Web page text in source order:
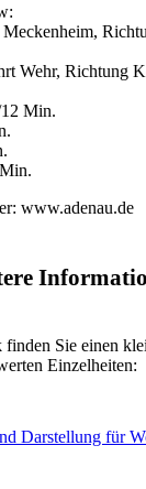
Wehr, Richtung
Min.
www.adenau.de
Sie einen
Einzelheiten:
Darstellung für